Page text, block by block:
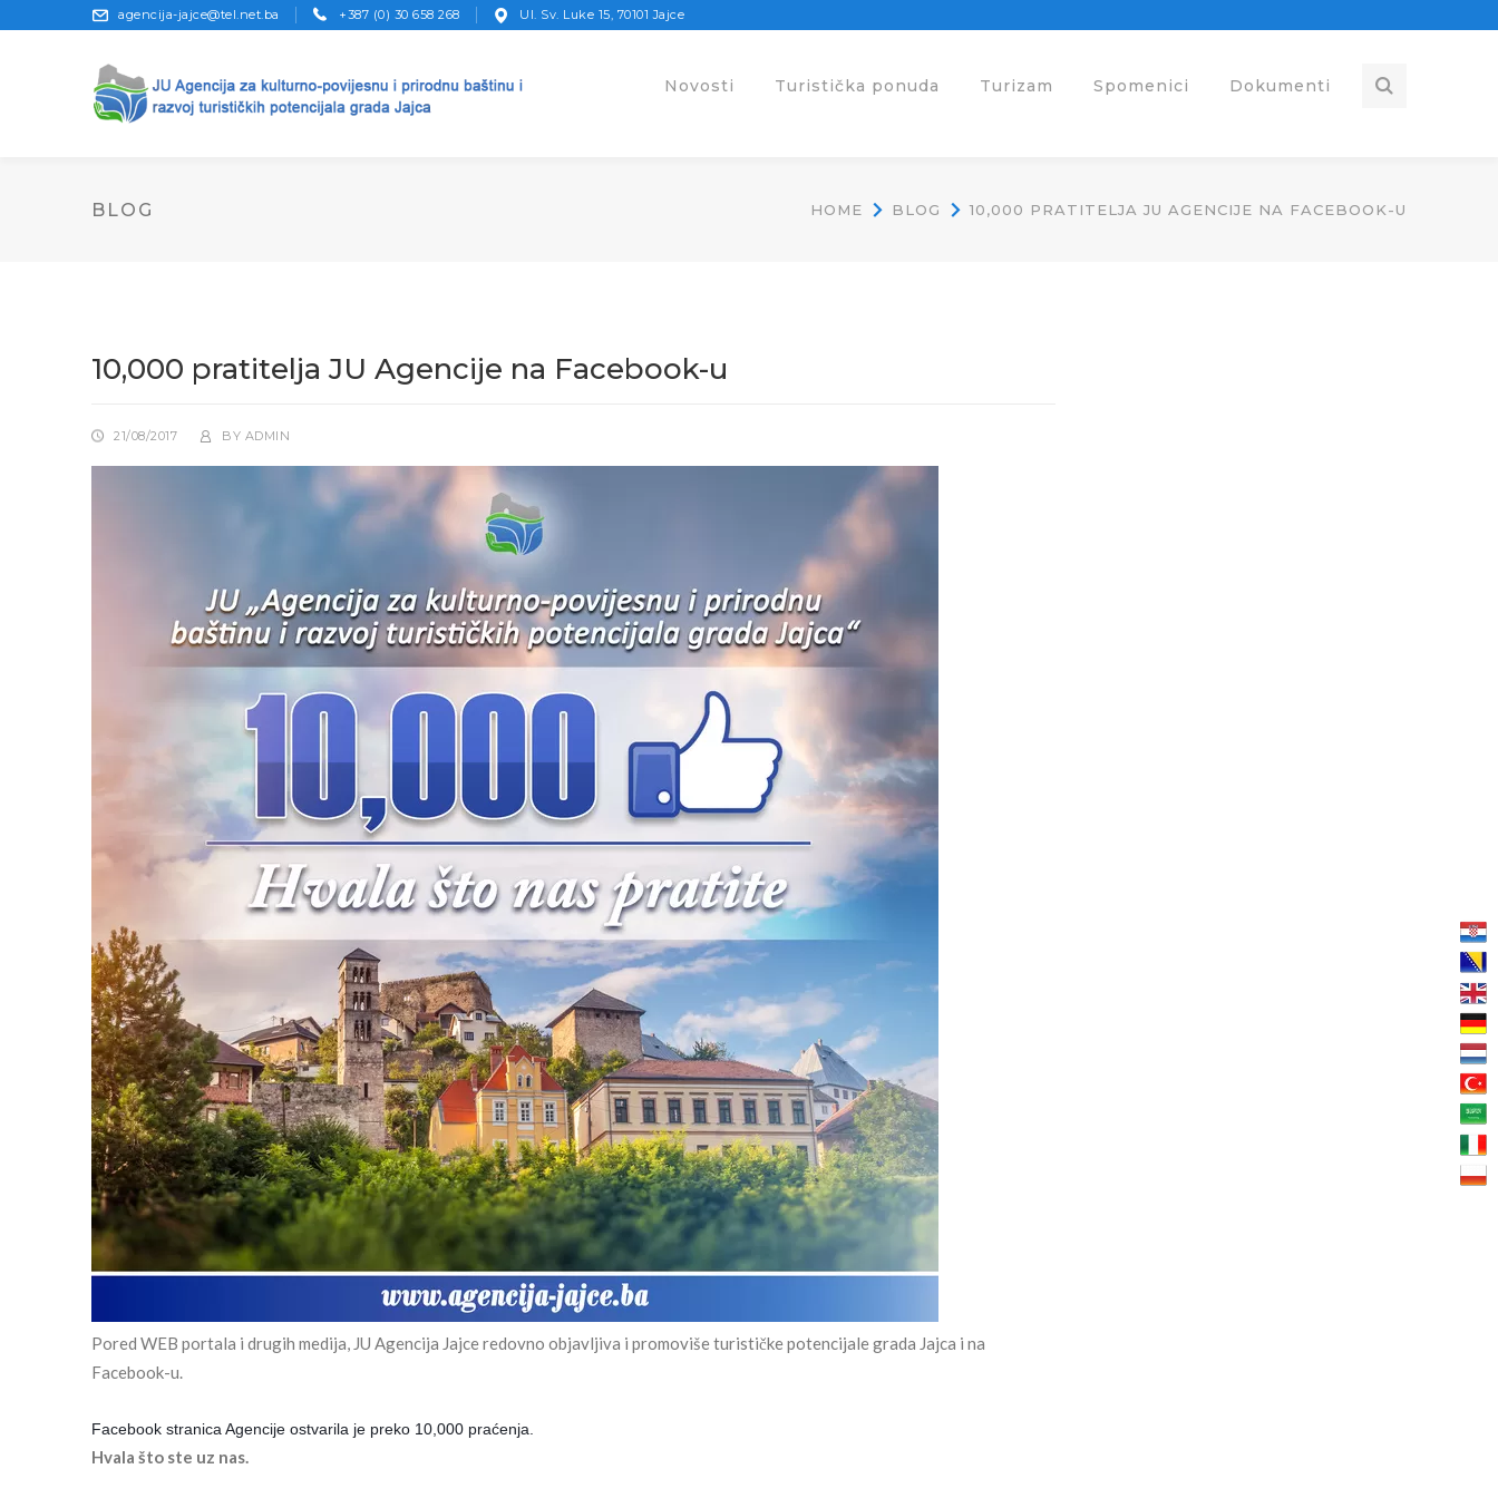
agencija-jajce@tel.net.ba +387 (0) 30 658 268 Ul. Sv. Luke 15, 70101 Jajce
Novosti Turistička ponuda Turizam Spomenici Dokumenti
BLOG HOME BLOG 10,000 PRATITELJA JU AGENCIJE NA FACEBOOK-U
10,000 pratitelja JU Agencije na Facebook-u
21/08/2017 BY ADMIN
Pored WEB portala i drugih medija, JU Agencija Jajce redovno objavljiva i promoviše turističke potencijale grada Jajca i na
Facebook-u.
Facebook stranica Agencije ostvarila je preko 10,000 praćenja.
Hvala što ste uz nas.